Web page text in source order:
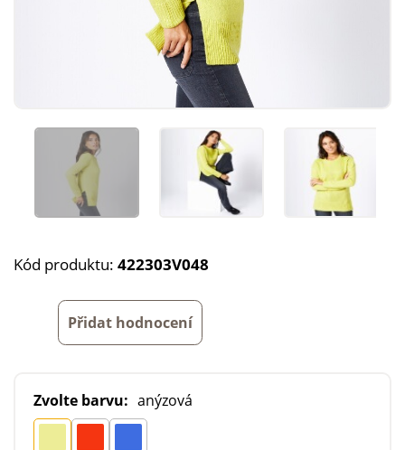
Kód produktu: 422303V048
Přidat hodnocení
Zvolte barvu: anýzová